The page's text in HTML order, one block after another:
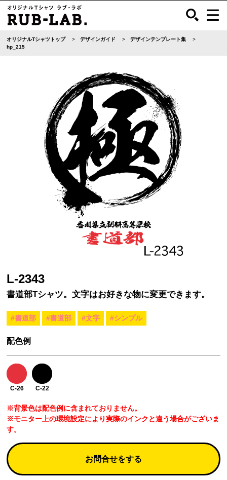
オリジナルTシャツトップ デザインガイド
デザインテンプレート集
hp_215
L-2343
書道部Tシャツ。文字はお好きな物に変更できます。
#書道部 #書道部 #文字 #シンプル
配色例
C-26 C-22
※背景色は配色例に含まれておりません。
※モニター上の環境設定により実際のインクと違う場合がございま
す。
お問合せをする